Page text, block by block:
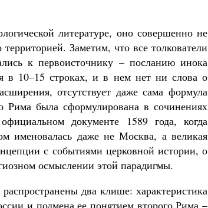
литературе, оно совершенно не
Заметим, что все толкователи
к первоисточнику – посланию инока
в 10–15 строках, и в нем нет ни слова о
отсутствует даже сама формула
Рима была сформулирована в сочинениях
документе 1589 года, когда
именовалась даже не Москва, а великая
с событиями церковной истории, о
осмыслении этой парадигмы.
два клише: характеристика
и подмена ее понятием второго Рима –